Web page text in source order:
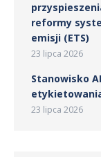
reformy
emisji (ETS)
23 lipca 2026
Stanowisko
23 lipca 2026